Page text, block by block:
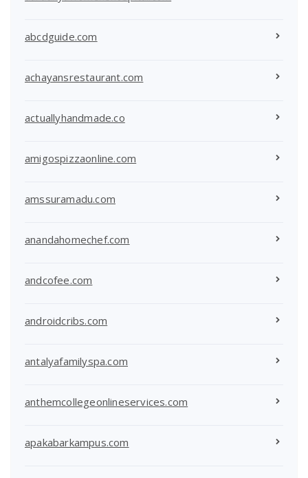
abcdguide.com
achayansrestaurant.com
actuallyhandmade.co
amigospizzaonline.com
amssuramadu.com
anandahomechef.com
andcofee.com
androidcribs.com
antalyafamilyspa.com
anthemcollegeonlineservices.com
apakabarkampus.com